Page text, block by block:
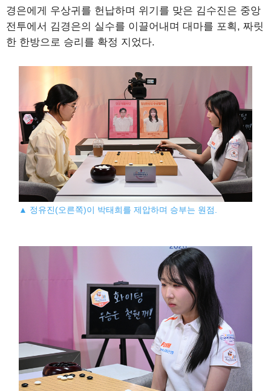
경은에게 우상귀를 헌납하며 위기를 맞은 김수진은 중앙
전투에서 김경은의 실수를 이끌어내며 대마를 포획, 짜릿
한 한방으로 승리를 확정 지었다.
▲ 정유진(오른쪽)이 박태희를 제압하며 승부는 원점.